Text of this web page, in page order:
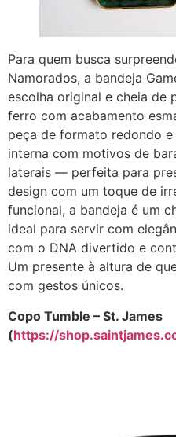
Para quem busca
Namorados, a bandeja
escolha original e cheia de
ferro com acabamento
peça de formato redondo
interna com motivos de
laterais — perfeita para
design com um toque de
funcional, a bandeja é um
ideal para servir com
com o DNA divertido e
Um presente à altura de
com gestos únicos.
Copo Tumble – St. James
(https://